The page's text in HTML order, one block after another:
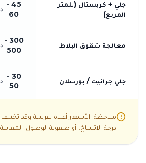
جلي + كريستال (للمتر
المربع)
45 -
60
معالجة شقوق البلاط
300 -
500
جلي جرانيت / بورسلان
30 -
50
ملاحظة: الأسعار أعلاه تقريبية وقد
درجة الاتساخ، أو صعوبة الوصول.